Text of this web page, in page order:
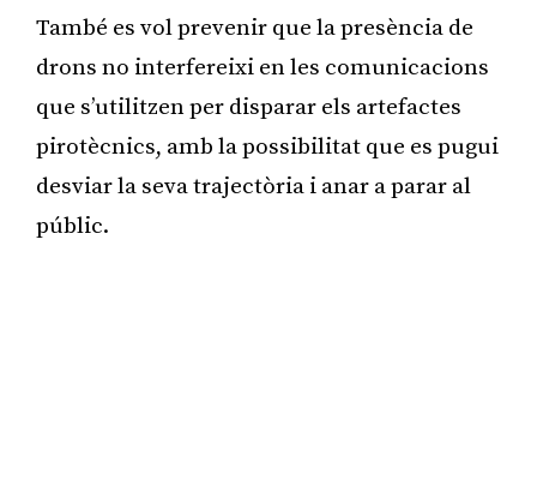
També es vol prevenir que la presència de
drons no interfereixi en les comunicacions
que s’utilitzen per disparar els artefactes
pirotècnics, amb la possibilitat que es pugui
desviar la seva trajectòria i anar a parar al
públic.